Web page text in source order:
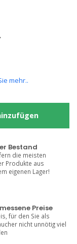
mehr..
Bestand
die meisten
Produkte aus
eigenen Lager!
Preise
für den Sie als
nicht unnötig viel